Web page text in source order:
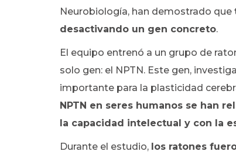
Neurobiología, han demostrado que
desactivando un gen concreto.
El equipo entrenó a un grupo de
solo gen: el NPTN. Este gen,
importante para la plasticidad
NPTN en seres humanos se han
la capacidad intelectual y con la
Durante el estudio, los ratones